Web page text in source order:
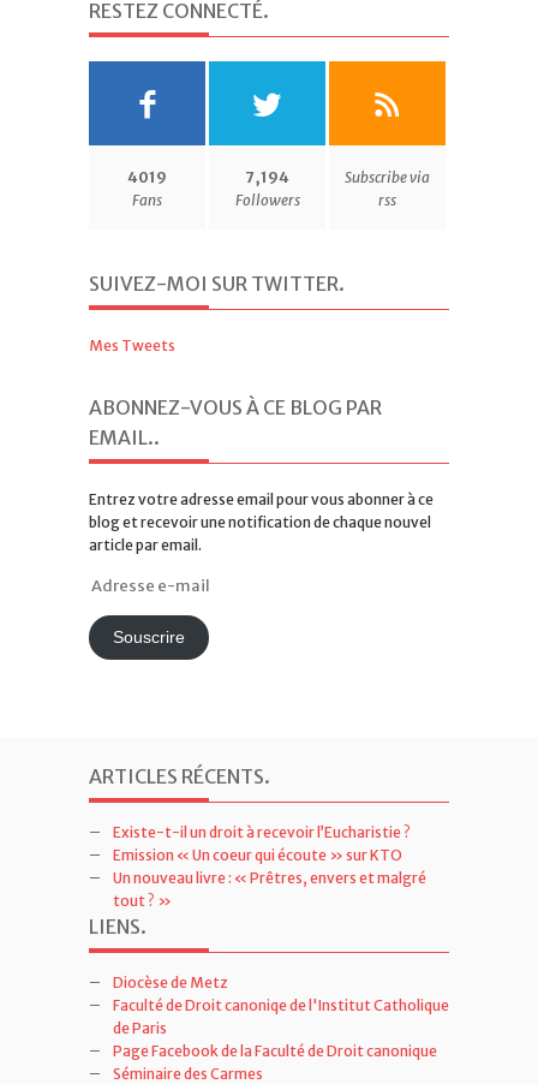
RESTEZ CONNECTÉ.
4019
Fans
7,194
Followers
Subscribe via
rss
SUIVEZ-MOI SUR TWITTER.
Mes Tweets
ABONNEZ-VOUS À CE BLOG PAR
EMAIL..
Entrez votre adresse email pour vous abonner à ce
blog et recevoir une notification de chaque nouvel
article par email.
Adresse
mailSouscrire
ARTICLES RÉCENTS.
Existe-t-il un droit à recevoir l’Eucharistie ?
Emission « Un coeur qui écoute » sur KTO
Un nouveau livre : « Prêtres, envers et malgré
tout ? »
LIENS.
Diocèse de Metz
Faculté de Droit canoniqe de l'Institut Catholique
de Paris
Page Facebook de la Faculté de Droit canonique
Séminaire des Carmes